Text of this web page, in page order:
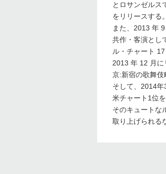
とロサンゼルス
をリリースする。
また、2013 年
共作・客演とし
ル・チャート
2013 年 12 月
京:新宿の歌舞伎
そして、2014
米チャート1位を
そのキュートな
取り上げられる